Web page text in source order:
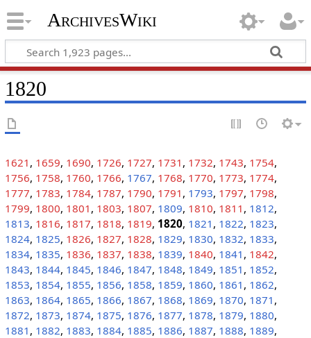
ArchivesWiki
1820
1621 , 1659, 1690, 1726, 1727, 1731 , 1732, 1743, 1754,
1756, 1758, 1760, 1766, 1767, 1768, 1770, 1773, 1774,
1777, 1783, 1784, 1787, 1790, 1791 , 1793, 1797, 1798,
1799, 1800, 1801 , 1803, 1807, 1809, 1810, 1811 , 1812,
1813, 1816, 1817, 1818, 1819, 1820, 1821 , 1822, 1823,
1824, 1825, 1826, 1827, 1828, 1829, 1830, 1832, 1833,
1834, 1835, 1836, 1837, 1838, 1839, 1840, 1841 , 1842,
1843, 1844, 1845, 1846, 1847, 1848, 1849, 1851 , 1852,
1853, 1854, 1855, 1856, 1858, 1859, 1860, 1861 , 1862,
1863, 1864, 1865, 1866, 1867, 1868, 1869, 1870, 1871 ,
1872, 1873, 1874, 1875, 1876, 1877, 1878, 1879, 1880,
1881 , 1882, 1883, 1884, 1885, 1886, 1887, 1888, 1889,